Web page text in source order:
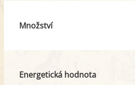
Množství
Energetická hodnota